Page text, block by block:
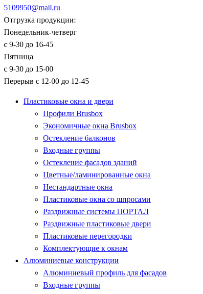
5109950@mail.ru
Отгрузка продукции:
Понедельник-четверг
с 9-30 до 16-45
Пятница
с 9-30 до 15-00
Перерыв с 12-00 до 12-45
Пластиковые окна и двери
Профили Brusbox
Экономичные окна Brusbox
Остекление балконов
Входные группы
Остекление фасадов зданий
Цветные/ламинированные окна
Нестандартные окна
Пластиковые окна со шпросами
Раздвижные системы ПОРТАЛ
Раздвижные пластиковые двери
Пластиковые перегородки
Комплектующие к окнам
Алюминиевые конструкции
Алюминиевый профиль для фасадов
Входные группы